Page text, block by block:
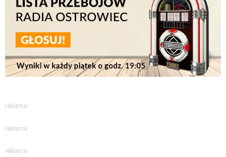
reklama
reklama
reklama